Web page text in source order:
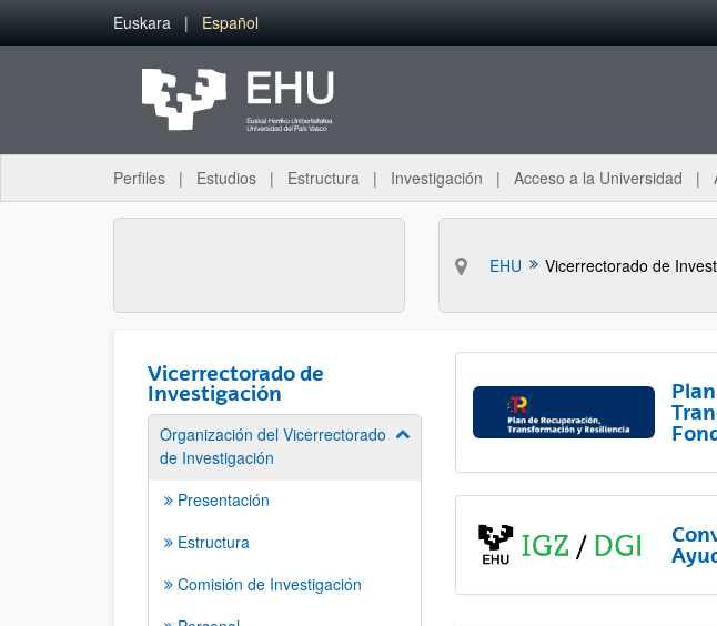
Saltar al contenido principal
Euskara Español
Perfiles Estudios Estructura Investigación Acceso a la Universidad
EHU Vicerrectorado de
Vicerrectorado de
Investigación
Organización del Vicerrectorado
de Investigación
Mostrar/ocultar subpáginas
Presentación
Estructura
Comisión de Investigación